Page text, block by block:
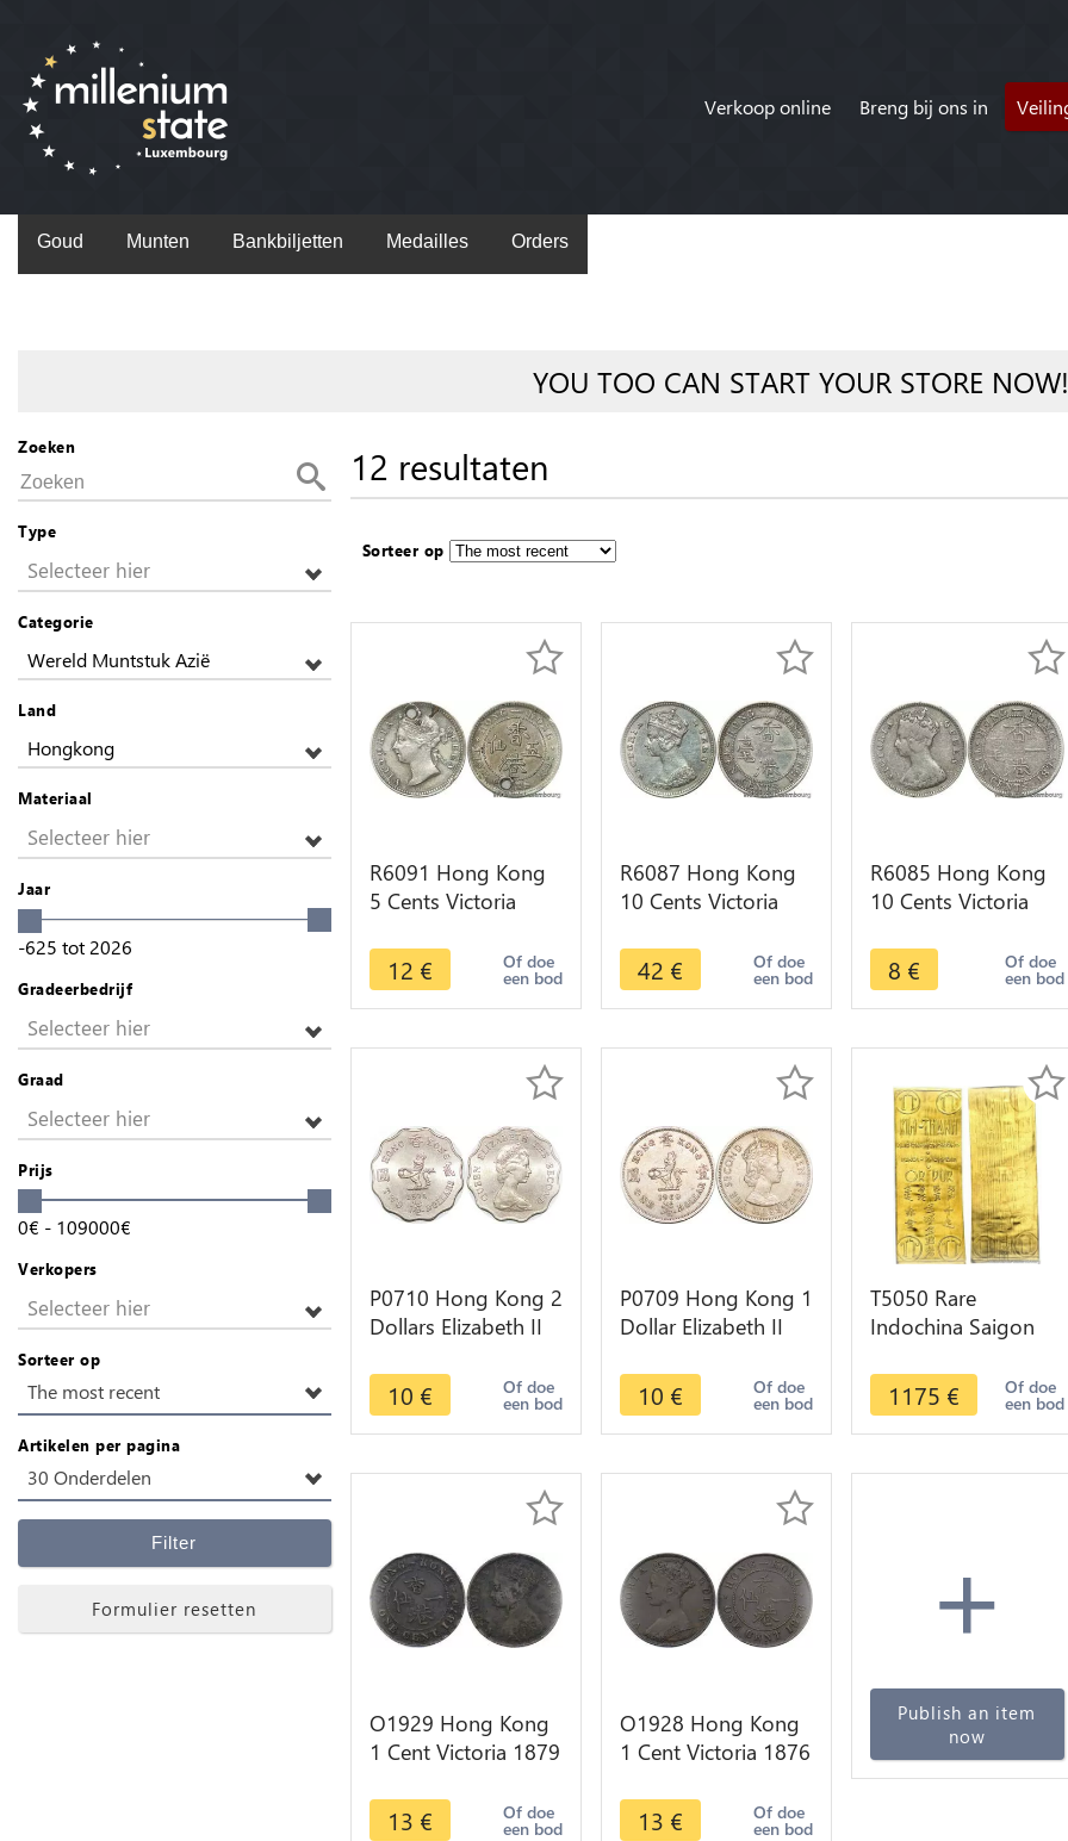
Verkoop online Breng bij ons in
Goud Munten Bankbiljetten Medailles Orders
YOU TOO CAN START YOUR STORE NOW!
Zoeken
Type
Selecteer hier
Categorie
Wereld Muntstuk Azië
Land
Hongkong
Materiaal
Selecteer hier
Jaar
-625 tot 2026
Gradeerbedrijf
Selecteer hier
Graad
Selecteer hier
Prijs
0€ - 109000€
Verkopers
Selecteer hier
Sorteer op
The most recent
Artikelen per pagina
30 Onderdelen
Filter
Formulier resetten
12 resultaten
Sorteer op
R6091 Hong Kong
5 Cents Victoria
Make offer
12 € Of doe
een bod
R6087 Hong Kong
10 Cents Victoria
Make offer
42 € Of doe
een bod
R6085 Hong Kong
10 Cents Victoria
offer
8 € Of doe
een bod
P0710 Hong Kong 2
Dollars Elizabeth II
offer
10 € Of doe
een bod
P0709 Hong Kong 1
Dollar Elizabeth II
Offer
10 € Of doe
een bod
T5050 Rare
Indochina Saigon
Or Gold Bar 999%
1920 1945 UNC
1175 € Of doe
een bod
O1929 Hong Kong
1 Cent Victoria 1879
13 € Of doe
een bod
O1928 Hong Kong
1 Cent Victoria 1876
13 € Of doe
een bod
+
Publish an item
now